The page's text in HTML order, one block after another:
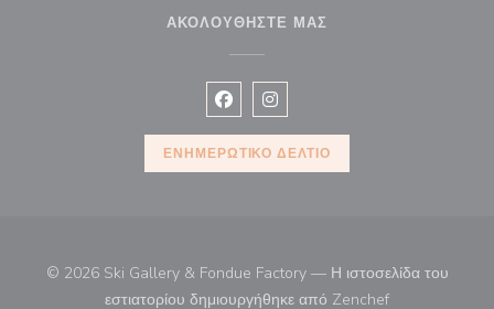
ΑΚΟΛΟΥΘΉΣΤΕ ΜΑΣ
Facebook ((ανοίγει σε νέο
Instagram ((ανοίγει σε νέο
ΕΝΗΜΕΡΩΤΙΚΌ ΔΕΛΤΊΟ
© 2026 Ski Gallery & Fondue Factory — Η ιστοσελίδα του
εστιατορίου δημιουργήθηκε από Zenchef((ανοίγει σε